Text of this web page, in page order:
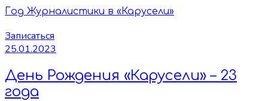
Год Журналистики в «Карусели»
Записаться
25.01.2023
День Рождения «Карусели» – 23
года